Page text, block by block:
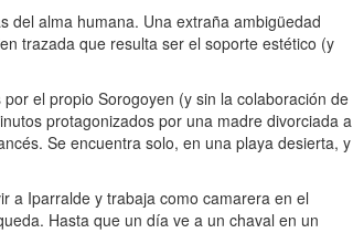
del alma humana. Una extraña ambigüedad
trazada que resulta ser el soporte estético (y
el propio Sorogoyen (y sin la colaboración de
protagonizados por una madre divorciada a
Se encuentra solo, en una playa desierta, y
a Iparralde y trabaja como camarera en el
Hasta que un día ve a un chaval en un